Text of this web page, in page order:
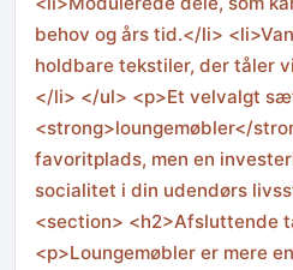
behov og års tid.</li>
holdbare tekstiler, der tåler
</li> </ul> <p>Et velvalgt
<strong>loungemøbler</
favoritplads, men en
socialitet i din udendørs
<section> <h2>Afsluttende
<p>Loungemøbler er mere